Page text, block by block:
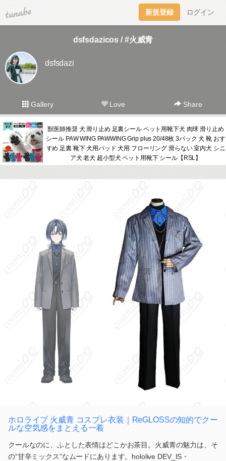
tuna.be 新規登録 ログイン
dsfsdazicos / #火威青
dsfsdazi
Gallery Love Share
獣医師推奨 犬 滑り止め 足裏シール ペット用靴下犬 肉球 滑り止め
シール PAW WING PAWWING Grip plus 20/48枚 3パック 犬 靴 おす
すめ 足裏 靴下 犬用パッド 犬用 フローリング 滑らない 室内犬 シニ
ア犬 老犬 超小型犬 ペット用靴下 シール【RSL】
ホロライブ 火威青 コスプレ衣装｜ReGLOSSの知的でクー
ルな空気感をまとえる一着
クールなのに、ふとした表情はどこかお茶目。火威青の魅力は、そ
の“甘辛ミックス”なムードにあります。hololive DEV_IS・